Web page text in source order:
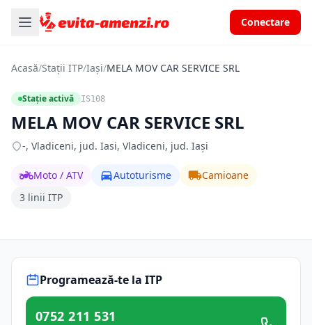
Conectare
Acasă/Stații ITP/Iași/MELA MOV CAR SERVICE SRL
Stație activă IS108
MELA MOV CAR SERVICE SRL
-, Vladiceni, jud. Iasi, Vladiceni, jud. Iași
Moto / ATV Autoturisme
Camioane
3 linii ITP
Programează-te la ITP
0752 211 531